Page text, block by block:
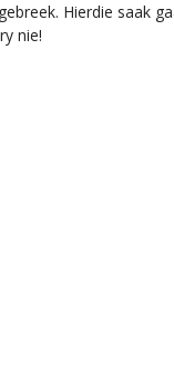
Hierdie saak
nie!